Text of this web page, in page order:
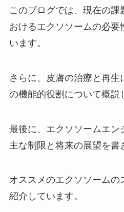
このブログでは、現在の課
おけるエクソソームの必要
います。
さらに、皮膚の治療と再生
の機能的役割について概説
最後に、エクソソームエン
主な制限と将来の展望を書
オススメのエクソソームの
紹介しています。